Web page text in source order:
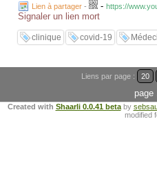
Lien à partager - - https://
Signaler un lien mort
clinique covid-19
Liens par page : 20
page
Created with Shaarli 0.0.41 betaby
modified